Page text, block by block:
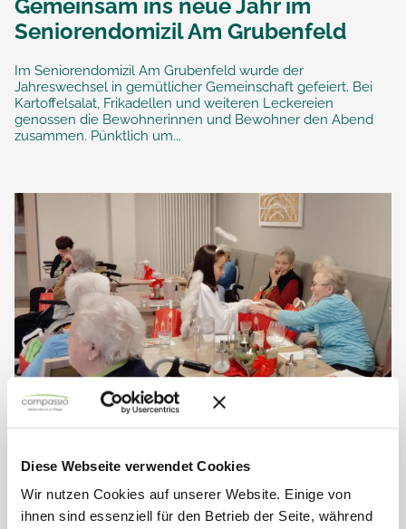
Diese Webseite verwendet Cookies
Wir nutzen Cookies auf unserer Website. Einige von
ihnen sind essenziell für den Betrieb der Seite, während
Gemeinsam ins neue Jahr im
Seniorendomizil Am Grubenfeld
Im Seniorendomizil Am Grubenfeld wurde der
Jahreswechsel in gemütlicher Gemeinschaft gefeiert. Bei
Kartoffelsalat, Frikadellen und weiteren Leckereien
genossen die Bewohnerinnen und Bewohner den Abend
zusammen. Pünktlich um...
Besuch vom Christkind im
Seniorendomizil Am Grubenfeld